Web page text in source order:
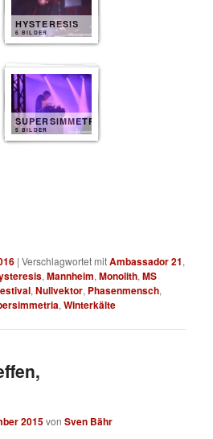
HYSTERESIS
6 BILDER
SUPERSIMMETRIA
5 BILDER
|Verschlagwortet mitAmbassador 21,
,Mannheim,Monolith,MS
,Nullvektor, Phasenmensch,
,Winterkälte
2015vonSven Bähr